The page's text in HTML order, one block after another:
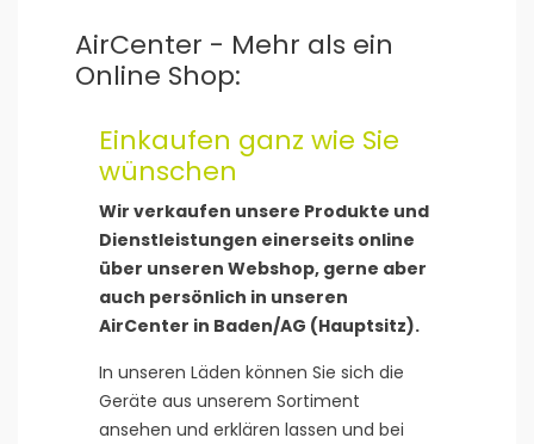
AirCenter - Mehr als ein
Online Shop:
Einkaufen ganz wie Sie
wünschen
Wir verkaufen unsere Produkte und
Dienstleistungen einerseits online
über unseren Webshop, gerne aber
auch persönlich in unseren
AirCenter in Baden/AG (Hauptsitz).
In unseren Läden können Sie sich die
Geräte aus unserem Sortiment
ansehen und erklären lassen und bei